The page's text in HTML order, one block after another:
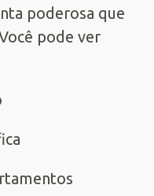
poderosa que
pode ver